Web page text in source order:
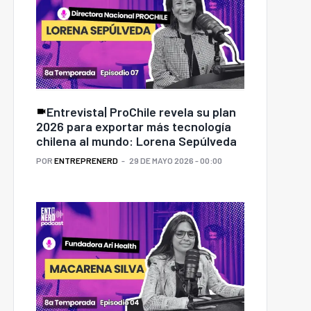
Entrevista| ProChile revela su plan
2026 para exportar más tecnología
chilena al mundo: Lorena Sepúlveda
POR ENTREPRENERD 29 DE MAYO 2026 - 00:00